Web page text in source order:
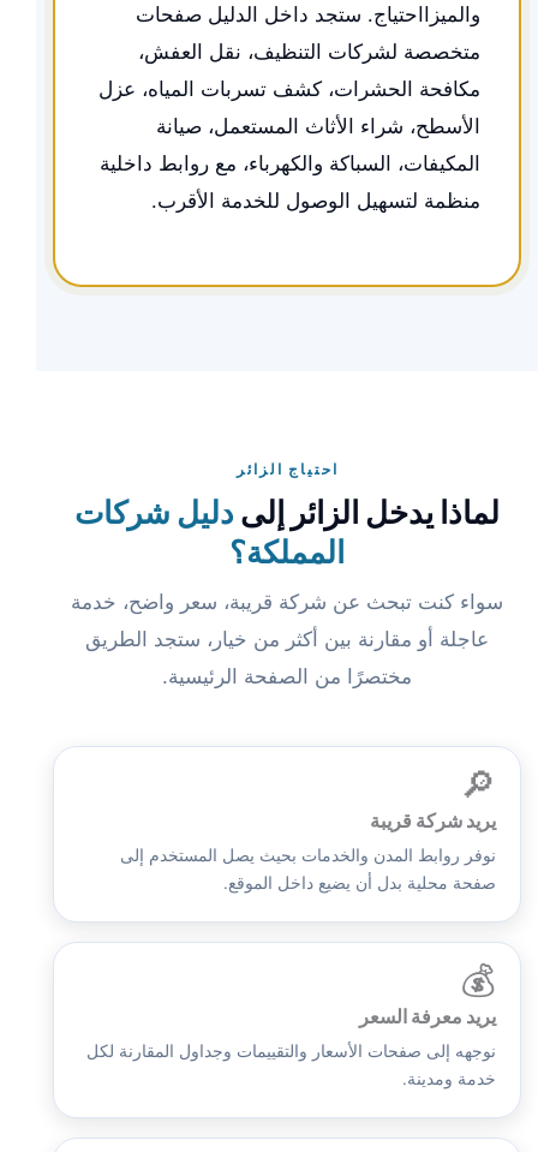
والميزااحتياج. ستجد داخل الدليل صفحات
متخصصة لشركات التنظيف، نقل العفش،
مكافحة الحشرات، كشف تسربات المياه، عزل
الأسطح، شراء الأثاث المستعمل، صيانة
المكيفات، السباكة والكهرباء، مع روابط داخلية
منظمة لتسهيل الوصول للخدمة الأقرب.
احتياج الزائر
لماذا يدخل الزائر إلىدليل شركات
المملكة؟
سواء كنت تبحث عن شركة قريبة، سعر واضح، خدمة
عاجلة أو مقارنة بين أكثر من خيار، ستجد الطريق
مختصرًا من الصفحة الرئيسية.
🔎
يريد شركة قريبة
نوفر روابط المدن والخدمات بحيث يصل المستخدم إلى
صفحة محلية بدل أن يضيع داخل الموقع.
💰
يريد معرفة السعر
نوجهه إلى صفحات الأسعار والتقييمات وجداول المقارنة لكل
خدمة ومدينة.